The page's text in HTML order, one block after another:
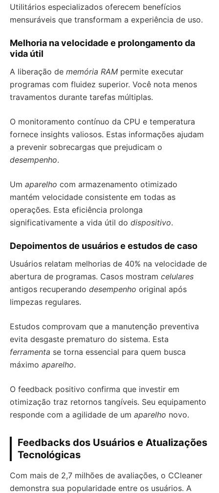
Utilitários especializados oferecem benefícios
mensuráveis que transformam a experiência de uso.
Melhoria na velocidade e prolongamento da
vida útil
A liberação de memória RAM permite executar
programas com fluidez superior. Você nota menos
travamentos durante tarefas múltiplas.
O monitoramento contínuo da CPU e temperatura
fornece insights valiosos. Estas informações ajudam
a prevenir sobrecargas que prejudicam o
desempenho.
Um aparelho com armazenamento otimizado
mantém velocidade consistente em todas as
operações. Esta eficiência prolonga
significativamente a vida útil do dispositivo.
Depoimentos de usuários e estudos de caso
Usuários relatam melhorias de 40% na velocidade de
abertura de programas. Casos mostram celulares
antigos recuperando desempenho original após
limpezas regulares.
Estudos comprovam que a manutenção preventiva
evita desgaste prematuro do sistema. Esta
ferramenta se torna essencial para quem busca
máximo aparelho.
O feedback positivo confirma que investir em
otimização traz retornos tangíveis. Seu equipamento
responde com a agilidade de um aparelho novo.
Feedbacks dos Usuários e Atualizações
Tecnológicas
Com mais de 2,7 milhões de avaliações, o CCleaner
demonstra sua popularidade entre os usuários. A